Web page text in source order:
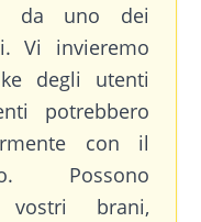
da uno dei
Vi invieremo
degli utenti
potrebbero
con il
Possono
brani,